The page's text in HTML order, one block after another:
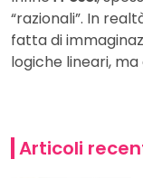
“razionali”. In
fatta di
logiche lineari,
Articoli